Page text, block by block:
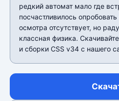
редкий автомат мало где
посчастливилось
осмотра отсутствует, но
классная физика.
и сборки CSS v34 c нашего